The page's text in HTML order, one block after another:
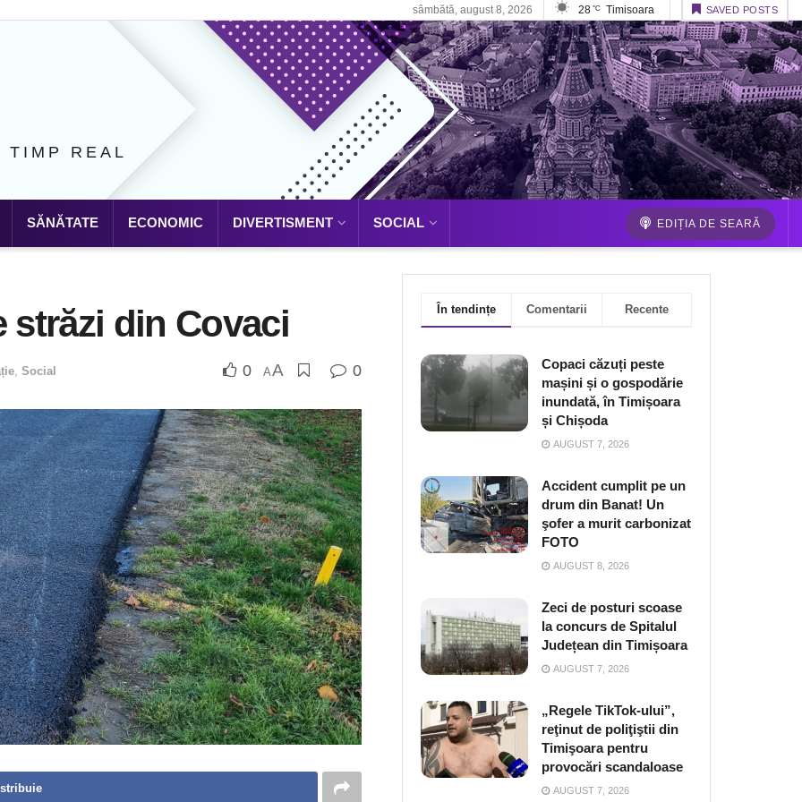
sâmbătă, august 8, 2026 28 °C Timisoara SAVED POSTS
REAL
SĂNĂTATE ECONOMIC DIVERTISMENT SOCIAL EDIȚIA DE SEARĂ
străzi din Covaci
Social 0 AA 0
În tendințe Comentarii Recente
Copaci căzuți peste
mașini și o gospodărie
inundată, în Timișoara
și Chișoda
AUGUST 7, 2026
Accident cumplit pe un
drum din Banat! Un
şofer a murit carbonizat
FOTO
AUGUST 8, 2026
Zeci de posturi scoase
la concurs de Spitalul
Județean din Timișoara
AUGUST 7, 2026
„Regele TikTok-ului”,
reţinut de poliţiştii din
Timişoara pentru
provocări scandaloase
AUGUST 7, 2026